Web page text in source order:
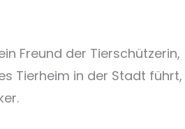
Freund der Tierschützerin,
Tierheim in der Stadt führt,